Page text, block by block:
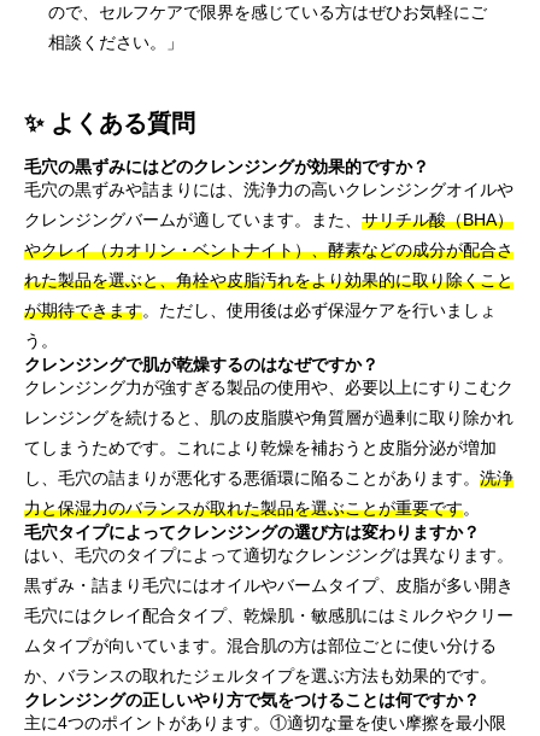
ので、セルフケアで限界を感じている方はぜひお気軽にご
相談ください。」
✨ よくある質問
毛穴の黒ずみにはどのクレンジングが効果的ですか？
毛穴の黒ずみや詰まりには、洗浄力の高いクレンジングオイルや
クレンジングバームが適しています。また、 サリチル酸（BHA）
やクレイ（カオリン・ベントナイト）、酵素などの成分が配合さ
れた製品を選ぶと、角栓や皮脂汚れをより効果的に取り除くこと
が期待できます。ただし、使用後は必ず保湿ケアを行いましょ
う。
クレンジングで肌が乾燥するのはなぜですか？
クレンジング力が強すぎる製品の使用や、必要以上にすりこむク
レンジングを続けると、肌の皮脂膜や角質層が過剰に取り除かれ
てしまうためです。これにより乾燥を補おうと皮脂分泌が増加
し、毛穴の詰まりが悪化する悪循環に陥ることがあります。 洗浄
力と保湿力のバランスが取れた製品を選ぶことが重要です。
毛穴タイプによってクレンジングの選び方は変わりますか？
はい、毛穴のタイプによって適切なクレンジングは異なります。
黒ずみ・詰まり毛穴にはオイルやバームタイプ、皮脂が多い開き
毛穴にはクレイ配合タイプ、乾燥肌・敏感肌にはミルクやクリー
ムタイプが向いています。混合肌の方は部位ごとに使い分ける
か、バランスの取れたジェルタイプを選ぶ方法も効果的です。
クレンジングの正しいやり方で気をつけることは何ですか？
主に4つのポイントがあります。①適切な量を使い摩擦を最小限